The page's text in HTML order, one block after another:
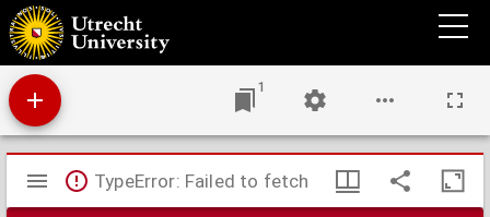
Einige Probleme der Morphologie und der jüngsten geologischen Geschichte des
Mainzer Beckens und seiner Umgebung
1
Mirador
viewer
TypeError: Failed to fetch